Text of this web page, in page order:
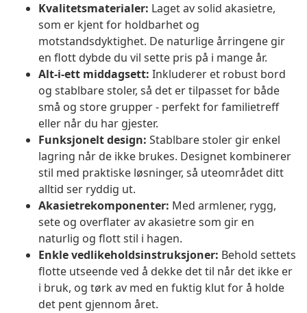
Kvalitetsmaterialer: Laget av solid akasietre,
som er kjent for holdbarhet og
motstandsdyktighet. De naturlige årringene gir
en flott dybde du vil sette pris på i mange år.
Alt-i-ett middagsett: Inkluderer et robust bord
og stablbare stoler, så det er tilpasset for både
små og store grupper - perfekt for familietreff
eller når du har gjester.
Funksjonelt design: Stablbare stoler gir enkel
lagring når de ikke brukes. Designet kombinerer
stil med praktiske løsninger, så uteområdet ditt
alltid ser ryddig ut.
Akasietrekomponenter: Med armlener, rygg,
sete og overflater av akasietre som gir en
naturlig og flott stil i hagen.
Enkle vedlikeholdsinstruksjoner: Behold settets
flotte utseende ved å dekke det til når det ikke er
i bruk, og tørk av med en fuktig klut for å holde
det pent gjennom året.